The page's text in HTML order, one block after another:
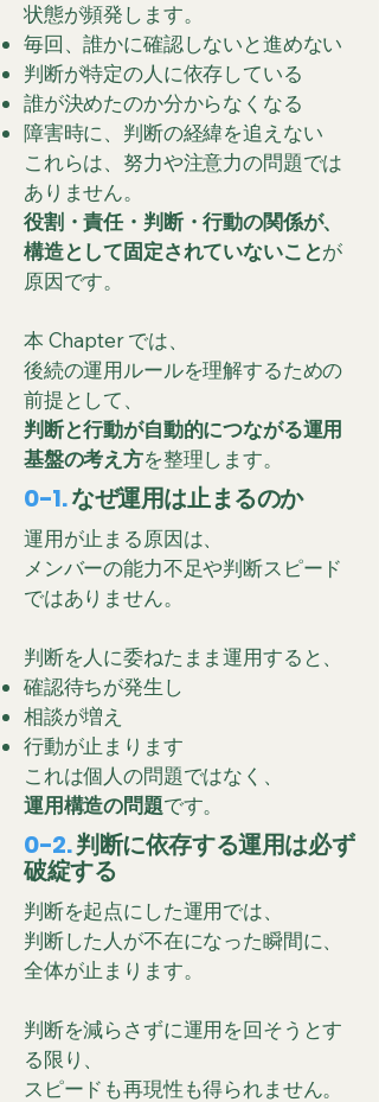
状態が頻発します。
毎回、誰かに確認しないと進めない
判断が特定の人に依存している
誰が決めたのか分からなくなる
障害時に、判断の経緯を追えない
これらは、努力や注意力の問題では
ありません。
役割・責任・判断・行動の関係が、
構造として固定されていないことが
原因です。
本 Chapter では、
後続の運用ルールを理解するための
前提として、
判断と行動が自動的につながる運用
基盤の考え方を整理します。
0-1.なぜ運用は止まるのか
運用が止まる原因は、
メンバーの能力不足や判断スピード
ではありません。
判断を人に委ねたまま運用すると、
確認待ちが発生し
相談が増え
行動が止まります
これは個人の問題ではなく、
運用構造の問題です。
0-2.判断に依存する運用は必ず
破綻する
判断を起点にした運用では、
判断した人が不在になった瞬間に、
全体が止まります。
判断を減らさずに運用を回そうとす
る限り、
スピードも再現性も得られません。